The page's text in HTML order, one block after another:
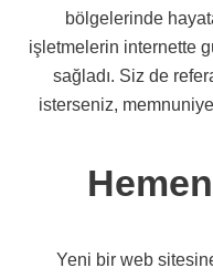
bölgelerinde
işletmelerin internette
sağladı. Siz de
isterseniz,
Yeni bir web